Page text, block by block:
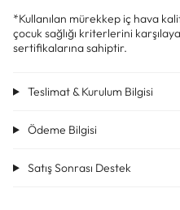
*Kullanılan mürekkep iç hava
çocuk sağlığı kriterlerini
sertifikalarına sahiptir.
Teslimat & Kurulum Bilgisi
Ödeme Bilgisi
Satış Sonrası Destek